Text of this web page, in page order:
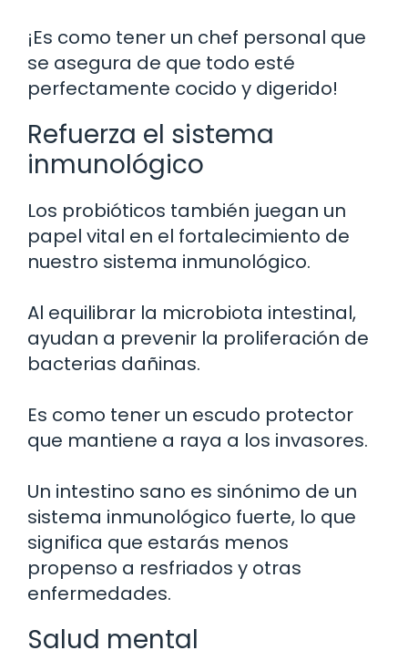
¡Es como tener un chef personal que
se asegura de que todo esté
perfectamente cocido y digerido!
Refuerza el sistema
inmunológico
Los probióticos también juegan un
papel vital en el fortalecimiento de
nuestro sistema inmunológico.
Al equilibrar la microbiota intestinal,
ayudan a prevenir la proliferación de
bacterias dañinas.
Es como tener un escudo protector
que mantiene a raya a los invasores.
Un intestino sano es sinónimo de un
sistema inmunológico fuerte, lo que
significa que estarás menos
propenso a resfriados y otras
enfermedades.
Salud mental